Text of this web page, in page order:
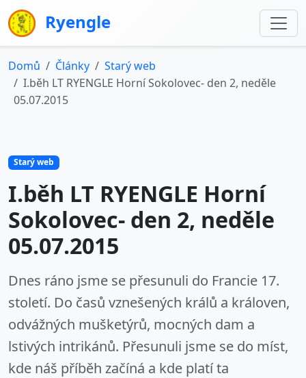
Ryengle
Domů Články
Starý web
I.běh LT RYENGLE Horní Sokolovec- den 2, neděle
05.07.2015
Starý web
I.běh LT RYENGLE Horní
Sokolovec- den 2, neděle
05.07.2015
Dnes ráno jsme se přesunuli do Francie 17.
století. Do časů vznešených králů a královen,
odvážných mušketýrů, mocných dam a
lstivých intrikánů. Přesunuli jsme se do míst,
kde náš příběh začíná a kde platí ta